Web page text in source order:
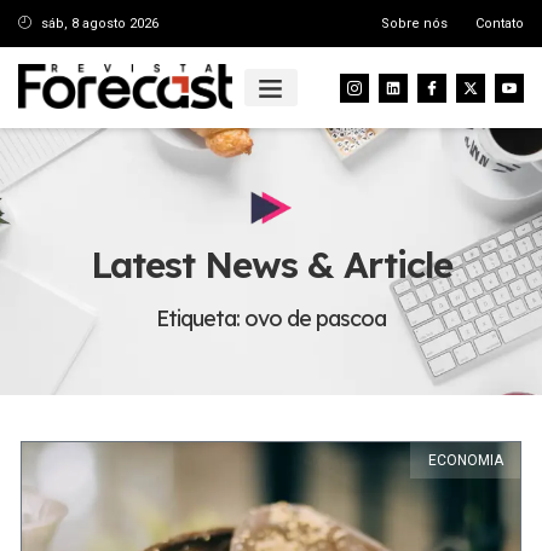
sáb, 8 agosto 2026 Sobre nós Contato
Latest News & Article
Etiqueta: ovo de pascoa
ECONOMIA